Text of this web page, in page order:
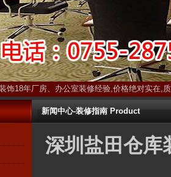
饰18年厂房、办公室装修经验,价格绝对实在,
新闻中心-装修指南 Product
深圳盐田仓库